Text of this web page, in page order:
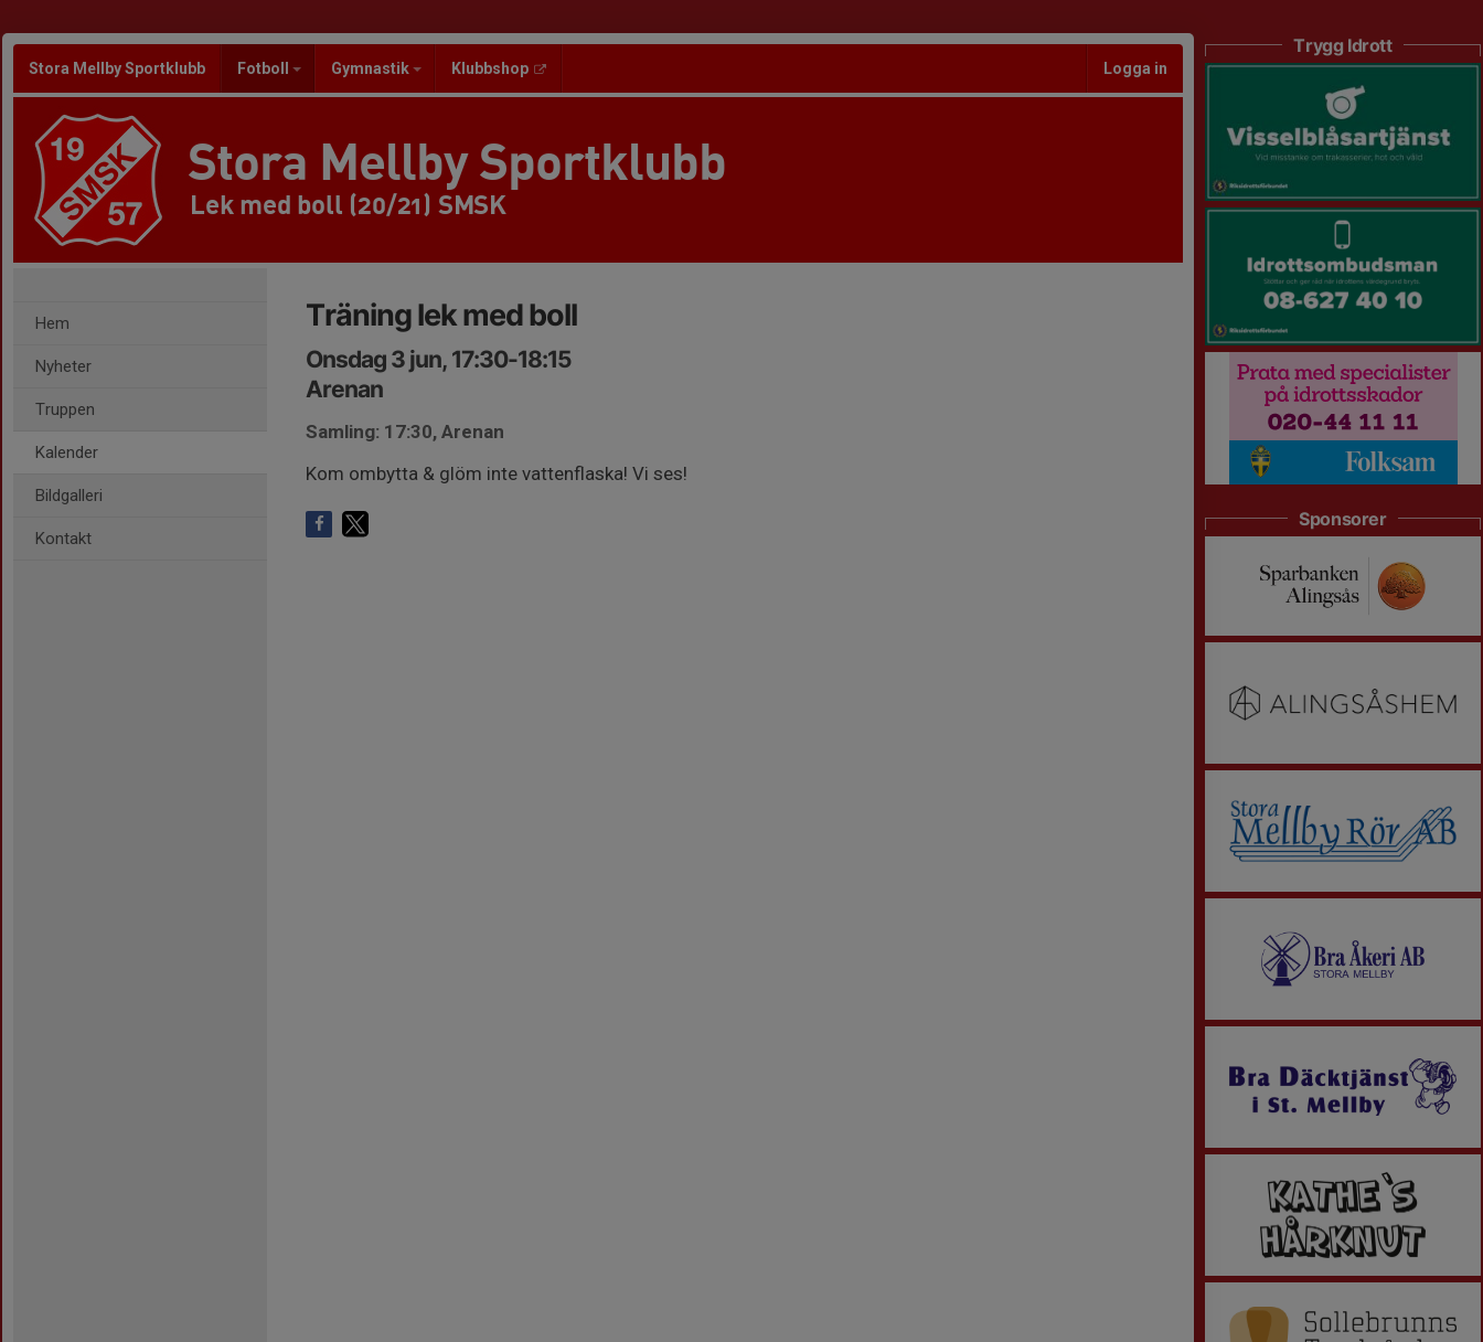
Stora Mellby Sportklubb Fotboll Gymnastik Klubbshop Logga in
Stora Mellby Sportklubb
Lek med boll (20/21) SMSK
Hem
Nyheter
Truppen
Kalender
Bildgalleri
Kontakt
Träning lek med boll
Onsdag 3 jun, 17:30-18:15
Arenan
Samling: 17:30, Arenan
Kom ombytta & glöm inte vattenflaska! Vi ses!
Trygg Idrott
Sponsorer